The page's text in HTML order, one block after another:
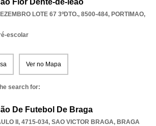
Flor Dente-de-leão
LOTE 67 3ºDTO., 8500-484, PORTIMAO,
escolar
Ver no Mapa
search for:
De Futebol De Braga
II, 4715-034, SAO VICTOR BRAGA, BRAGA